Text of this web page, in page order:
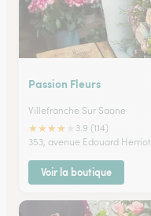
Passion Fleurs
Villefranche Sur Saone
★★★★
3.9 (114)
353, avenue Edouard Herriot
Voir la boutique